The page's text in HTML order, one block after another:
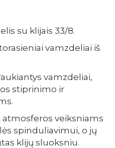
su klijais 33/8.
vamzdeliai iš
vamzdeliai,
stiprinimo ir
atmosferos veiksniams
spinduliavimui, o jų
klijų sluoksniu.